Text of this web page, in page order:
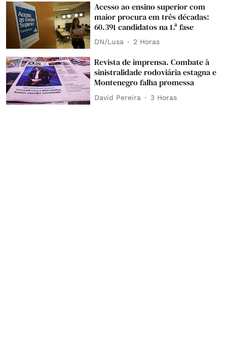
Acesso ao ensino superior com
maior procura em três décadas:
60.391 candidatos na 1.ª fase
DN/Lusa 2 Horas
Revista de imprensa. Combate à
sinistralidade rodoviária estagna e
Montenegro falha promessa
David Pereira 3 Horas